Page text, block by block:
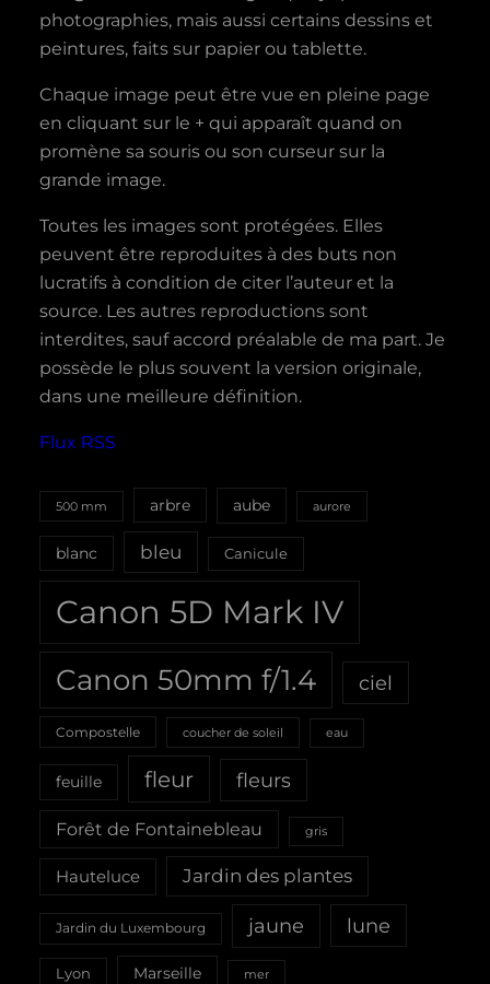
photographies, mais aussi certains dessins et
peintures, faits sur papier ou tablette.
Chaque image peut être vue en pleine page
en cliquant sur le + qui apparaît quand on
promène sa souris ou son curseur sur la
grande image.
Toutes les images sont protégées. Elles
peuvent être reproduites à des buts non
lucratifs à condition de citer l’auteur et la
source. Les autres reproductions sont
interdites, sauf accord préalable de ma part. Je
possède le plus souvent la version originale,
dans une meilleure définition.
Flux RSS
500 mm arbre aube aurore
blanc bleu Canicule
Canon 5D Mark IV
Canon 50mm f/1.4 ciel
Compostelle coucher de soleil eau
feuille fleur fleurs
Forêt de Fontainebleau gris
Hauteluce Jardin des plantes
Jardin du Luxembourg jaune lune
Lyon Marseille mer